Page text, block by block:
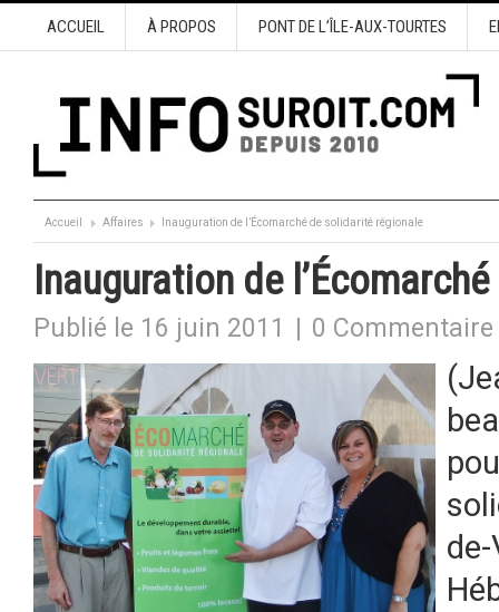
ACCUEIL À PROPOS PONT DE L’ÎLE-AUX-TOURTES
Accueil Affaires Inauguration de l’Écomarché de solidarité régionale
Inauguration de
Publié le 16 juin 2011 0 Commentaire